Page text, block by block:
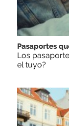
Pasaportes
Los
el tuyo?